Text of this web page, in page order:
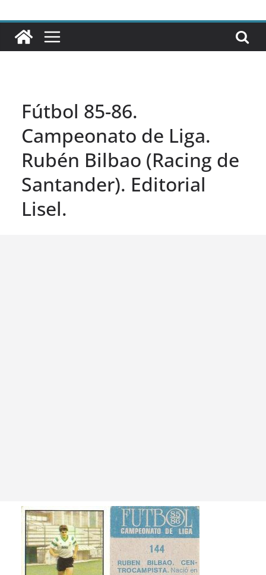
Fútbol 85-86.
Campeonato de Liga.
Rubén Bilbao (Racing de
Santander). Editorial
Lisel.